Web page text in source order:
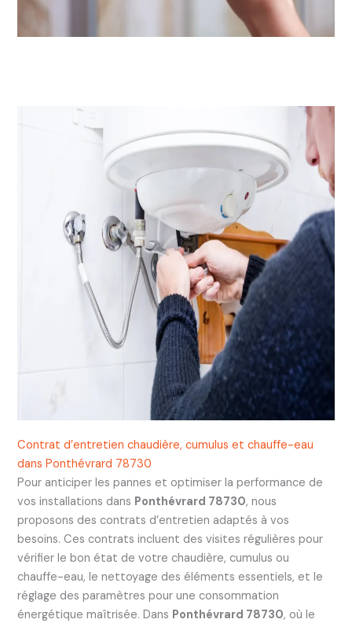
Contrat d’entretien chaudière, cumulus et chauffe-eau
dans Ponthévrard 78730
Pour anticiper les pannes et optimiser la performance de
vos installations dans Ponthévrard 78730, nous
proposons des contrats d’entretien adaptés à vos
besoins. Ces contrats incluent des visites régulières pour
vérifier le bon état de votre chaudière, cumulus ou
chauffe-eau, le nettoyage des éléments essentiels, et le
réglage des paramètres pour une consommation
énergétique maîtrisée. Dans Ponthévrard 78730, où le